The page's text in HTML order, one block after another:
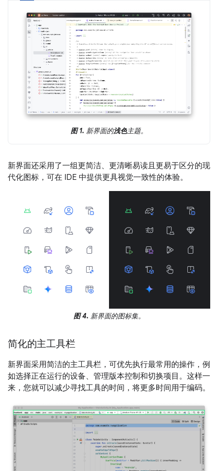
图 1. 新界面的浅色主题。
新界面还采用了一组更简洁、更清晰易读且更易于区分的现
代化图标，可在 IDE 中提供更具视觉一致性的体验。
图 4. 新界面的图标集。
简化的主工具栏
新界面采用简洁的主工具栏，可优先执行最常用的操作，例
如选择正在运行的设备、管理版本控制和切换项目。这样一
来，您就可以减少寻找工具的时间，将更多时间用于编码。